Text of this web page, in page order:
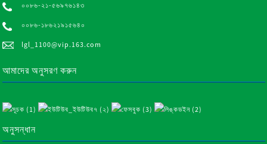
০০৮৬-২১-৫৬৯৭৬১৪৩
০০৮৬-১৮৬২১৯১৫৬৪০
lgl_1100@vip.163.com
আমাদের অনুসরণ করুন
অনুসন্ধান